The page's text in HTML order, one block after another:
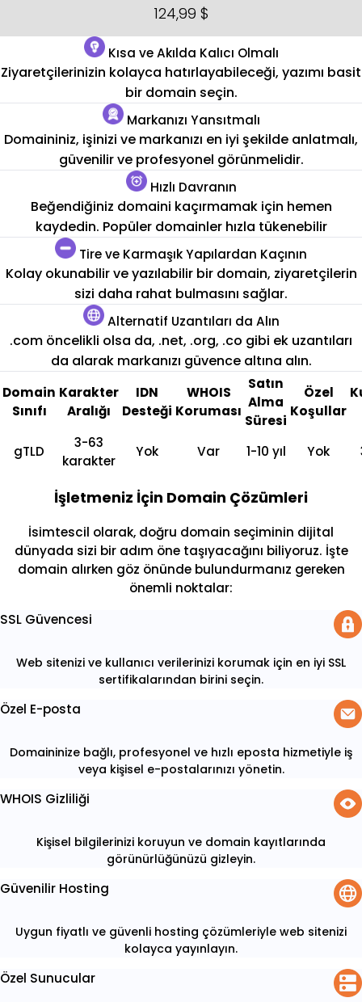
124,99 $
Kısa ve Akılda Kalıcı Olmalı
Ziyaretçilerinizin kolayca hatırlayabileceği, yazımı basit
bir domain seçin.
Markanızı Yansıtmalı
Domaininiz, işinizi ve markanızı en iyi şekilde anlatmalı,
güvenilir ve profesyonel görünmelidir.
Hızlı Davranın
Beğendiğiniz domaini kaçırmamak için hemen
kaydedin. Popüler domainler hızla tükenebilir
Tire ve Karmaşık Yapılardan Kaçının
Kolay okunabilir ve yazılabilir bir domain, ziyaretçilerin
sizi daha rahat bulmasını sağlar.
Alternatif Uzantıları da Alın
.com öncelikli olsa da, .net, .org, .co gibi ek uzantıları
da alarak markanızı güvence altına alın.
Domain
Sınıfı
Karakter
Aralığı
IDN
Desteği
WHOIS
Koruması
Satın
Alma
Süresi
Özel
Koşullar
gTLD
3-63
karakter
Yok Var 1-10 yıl Yok
İşletmeniz İçin Domain Çözümleri
İsimtescil olarak, doğru domain seçiminin dijital
dünyada sizi bir adım öne taşıyacağını biliyoruz. İşte
domain alırken göz önünde bulundurmanız gereken
önemli noktalar:
SSL Güvencesi
Web sitenizi ve kullanıcı verilerinizi korumak için en iyi SSL
sertifikalarından birini seçin.
Özel E-posta
Domaininize bağlı, profesyonel ve hızlı eposta hizmetiyle iş
veya kişisel e-postalarınızı yönetin.
WHOIS Gizliliği
Kişisel bilgilerinizi koruyun ve domain kayıtlarında
görünürlüğünüzü gizleyin.
Güvenilir Hosting
Uygun fiyatlı ve güvenli hosting çözümleriyle web sitenizi
kolayca yayınlayın.
Özel Sunucular